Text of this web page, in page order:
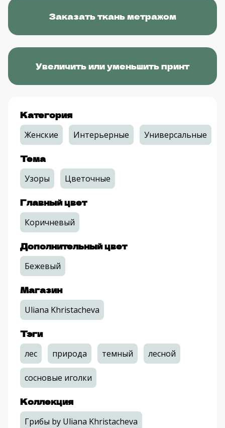
Заказать ткань метражом
Увеличить или уменьшить принт
Категория
Женские Интерьерные Универсальные
Тема
Узоры Цветочные
Главный цвет
Коричневый
Дополнительный цвет
Бежевый
Магазин
Uliana Khristacheva
Тэги
лес природа темный лесной
сосновые иголки
Коллекция
Грибы by Uliana Khristacheva